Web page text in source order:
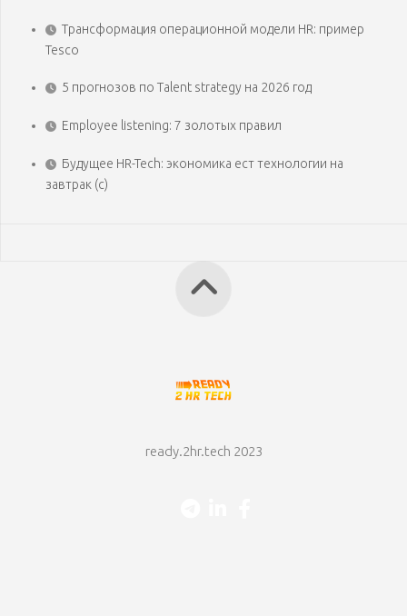
Трансформация операционной модели HR: пример
Tesco
5 прогнозов по Talent strategy на 2026 год
Employee listening: 7 золотых правил
Будущее HR-Tech: экономика ест технологии на
завтрак (с)
ready.2hr.tech 2023